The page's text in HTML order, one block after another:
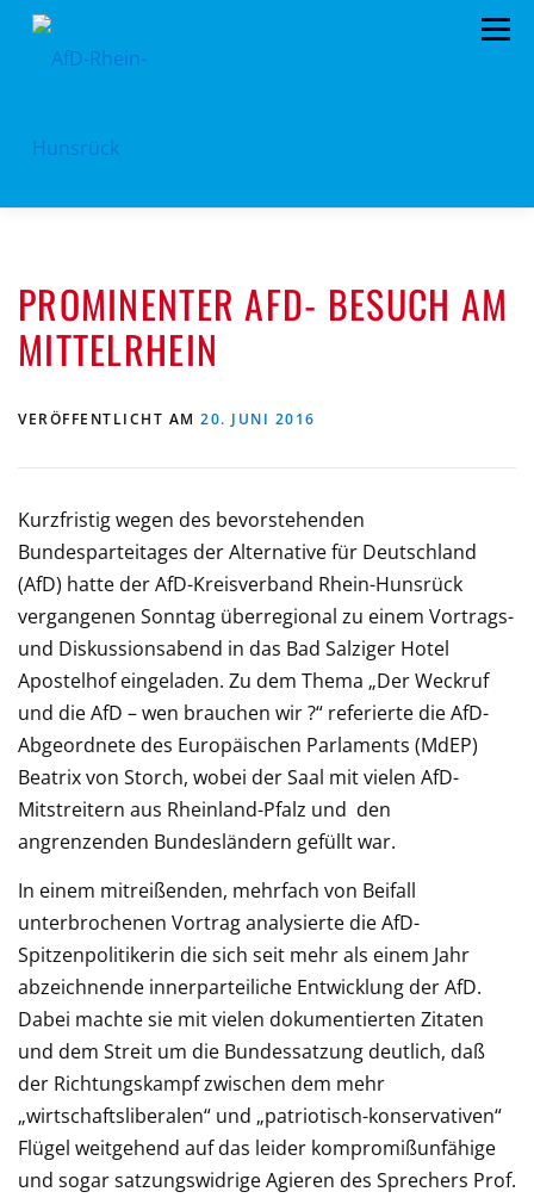
Zum
Menü
EU- KOMMUNALWAHL 2024 STANDPUNKTE
ARCHIV TERMINE
LANDTAGSWAHL 2021 KONTAKT
PROMINENTER AFD- BESUCH AM
MITTELRHEIN
VERÖFFENTLICHT AM 20. JUNI 2016
Kurzfristig wegen des bevorstehenden
Bundesparteitages der Alternative für Deutschland
(AfD) hatte der AfD-Kreisverband Rhein-Hunsrück
vergangenen Sonntag überregional zu einem Vortrags-
und Diskussionsabend in das Bad Salziger Hotel
Apostelhof eingeladen. Zu dem Thema „Der Weckruf
und die AfD – wen brauchen wir ?“ referierte die AfD-
Abgeordnete des Europäischen Parlaments (MdEP)
Beatrix von Storch, wobei der Saal mit vielen AfD-
Mitstreitern aus Rheinland-Pfalz und den
angrenzenden Bundesländern gefüllt war.
In einem mitreißenden, mehrfach von Beifall
unterbrochenen Vortrag analysierte die AfD-
Spitzenpolitikerin die sich seit mehr als einem Jahr
abzeichnende innerparteiliche Entwicklung der AfD.
Dabei machte sie mit vielen dokumentierten Zitaten
und dem Streit um die Bundessatzung deutlich, daß
der Richtungskampf zwischen dem mehr
„wirtschaftsliberalen“ und „patriotisch-konservativen“
Flügel weitgehend auf das leider kompromißunfähige
und sogar satzungswidrige Agieren des Sprechers Prof.